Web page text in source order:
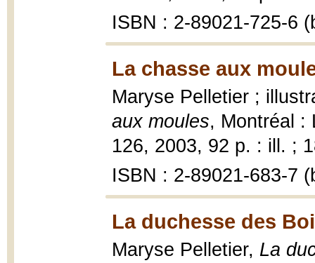
ISBN : 2-89021-725-6
La chasse aux
Maryse Pelletier ;
aux moules, Montréal :
126, 2003, 92 p. : ill. ;
ISBN : 2-89021-683-7
La duchesse des
Maryse Pelletier, La